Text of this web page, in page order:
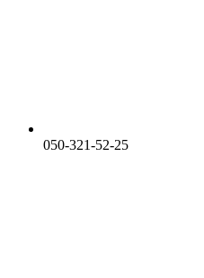
050-321-52-25